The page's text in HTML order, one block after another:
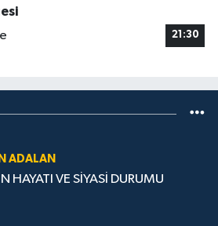
21:30
ADALAN
HAYATI VE SİYASİ DURUMU